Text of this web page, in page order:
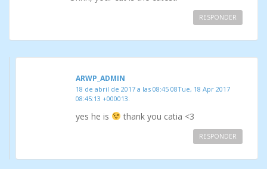
RESPONDER
ARWP_ADMIN
18 de abril de 2017 a las 08:45 08Tue, 18 Apr 2017
08:45:13 +000013.
yes he is thank you catia <3
RESPONDER